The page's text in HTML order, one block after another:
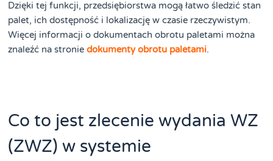
Dzięki tej funkcji, przedsiębiorstwa mogą łatwo śledzić stan
palet, ich dostępność i lokalizację w czasie rzeczywistym.
Więcej informacji o dokumentach obrotu paletami można
znaleźć na stroniedokumenty obrotu paletami.
Co to jest zlecenie wydania WZ
(ZWZ) w systemie